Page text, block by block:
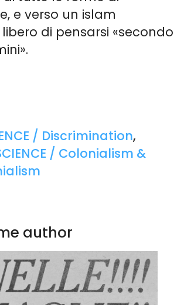
e verso un islam
di pensarsi «secondo
/ Discrimination,
/ Colonialism &
author
Khan
Taher
Tamu Edizioni
8.99 €